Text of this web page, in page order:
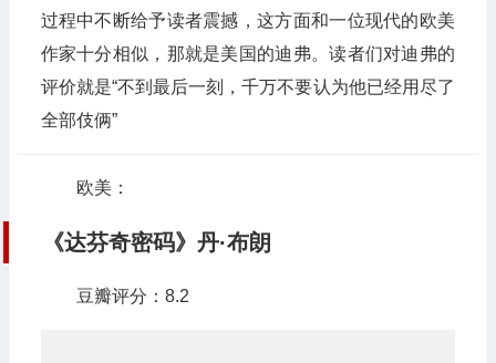
过程中不断给予读者震撼，这方面和一位现代的欧美
作家十分相似，那就是美国的迪弗。读者们对迪弗的
评价就是“不到最后一刻，千万不要认为他已经用尽了
全部伎俩”
欧美：
《达芬奇密码》丹·布朗
豆瓣评分：8.2